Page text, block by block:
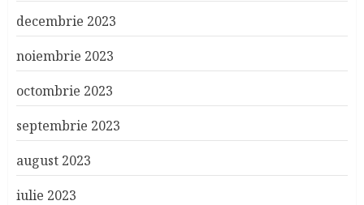
decembrie 2023
noiembrie 2023
octombrie 2023
septembrie 2023
august 2023
iulie 2023